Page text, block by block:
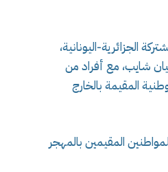
الجزائرية-اليونانية،
شايب، مع أفراد من
المقيمة بالخارج
المقيمين بالمهجر